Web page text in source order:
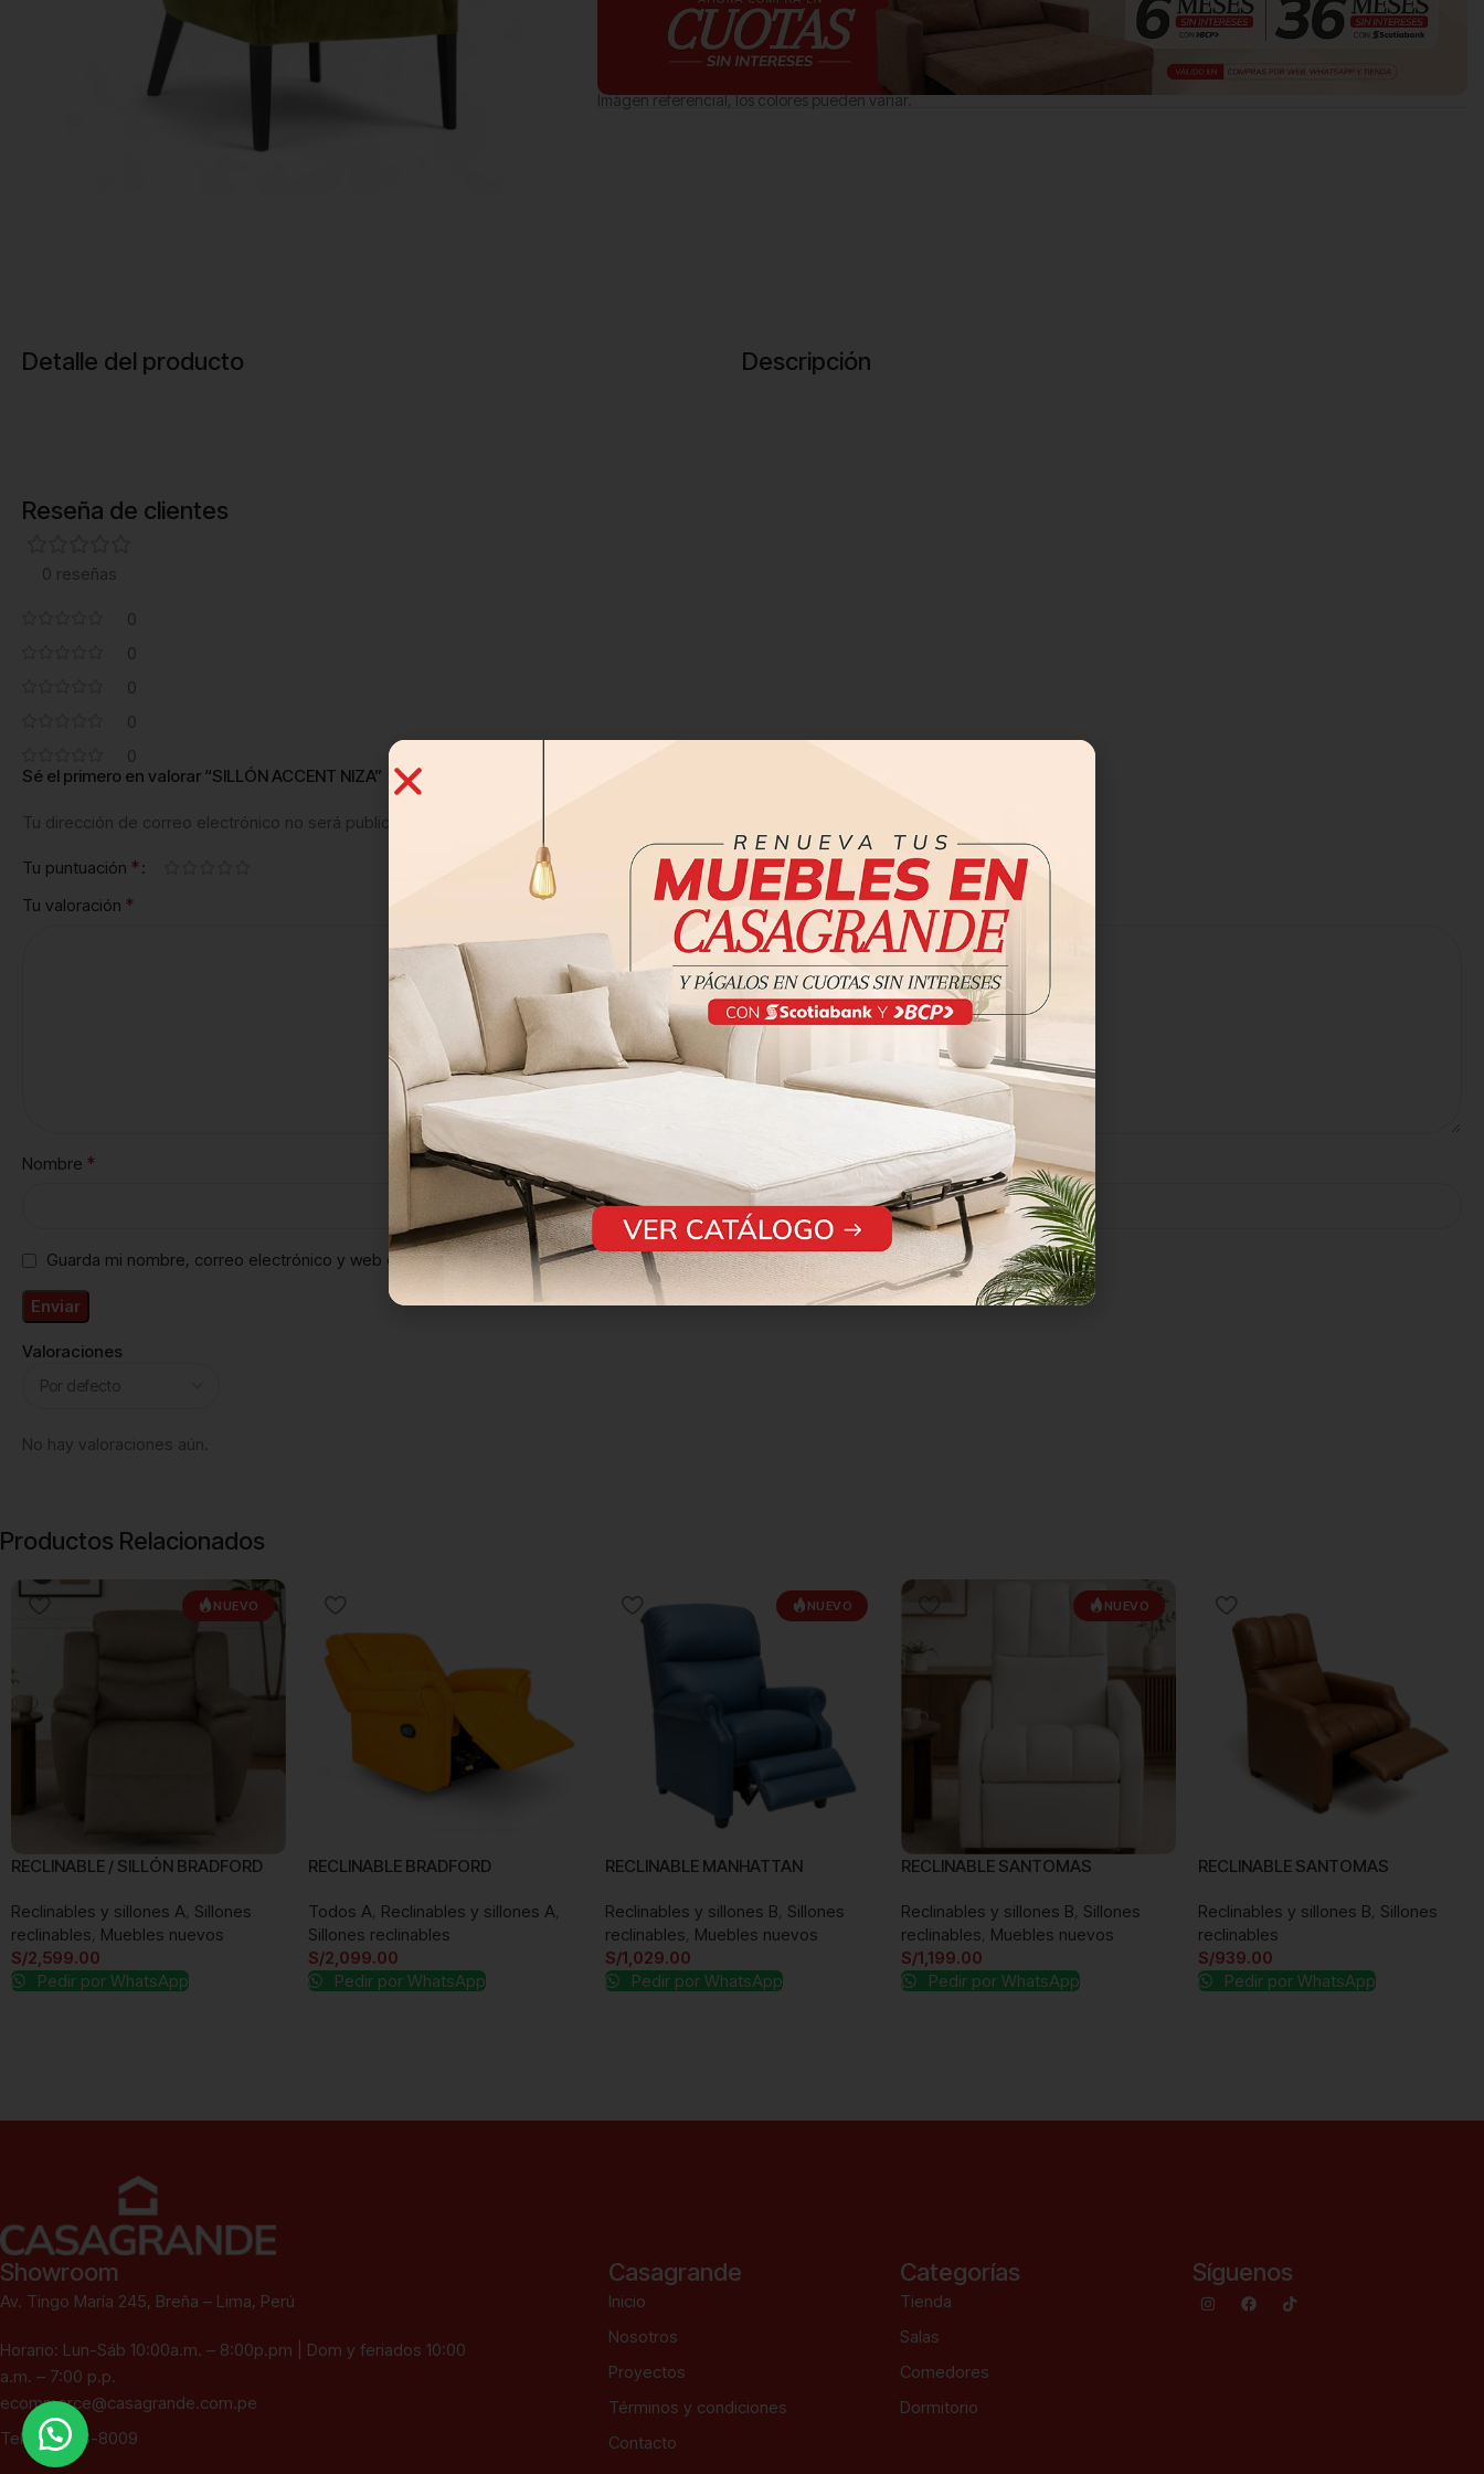
Imágen referencial, los colores pueden variar.
Detalle del producto Descripción
Reseña de clientes
0 reseñas
0
0
0
0
0
Valoraciones
No hay valoraciones aún.
Sé el primero en valorar “SILLÓN ACCENT NIZA”
Tu dirección de correo electrónico no será publicada.
Tu puntuación *
Tu valoración *
Nombre * Correo electrónico*
Guarda mi nombre, correo electrónico y web en este navegador para la próxima vez que comente.
Productos Relacionados
NUEVO
RECLINABLE / SILLÓN BRADFORD
Reclinables y sillones A, Sillones
reclinables, Muebles nuevos
S/2,599.00
Pedir por WhatsApp
RECLINABLE BRADFORD
Todos A, Reclinables y sillones A,
Sillones reclinables
S/2,099.00
Pedir por WhatsApp
NUEVO
RECLINABLE MANHATTAN
Reclinables y sillones B, Sillones
reclinables, Muebles nuevos
S/1,029.00
Pedir por WhatsApp
NUEVO
RECLINABLE SANTOMAS
Reclinables y sillones B, Sillones
reclinables, Muebles nuevos
S/1,199.00
Pedir por WhatsApp
RECLINABLE SANTOMAS
Reclinables y sillones B, Sillones
reclinables
S/939.00
Pedir por WhatsApp
Showroom
Av. Tingo María 245, Breña – Lima, Perú
Horario: Lun-Sáb 10:00a.m. – 8:00p.pm | Dom y feriados 10:00
a.m. – 7:00 p.p.
ecommerce@casagrande.com.pe
Tel: (01) 433-8009
Casagrande
Inicio
Nosotros
Proyectos
Términos y condiciones
Contacto
Categorías
Tienda
Salas
Comedores
Dormitorio
Síguenos